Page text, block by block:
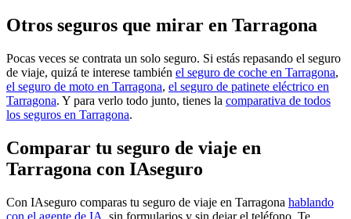
Otros seguros que mirar en Tarragona
Pocas veces se contrata un solo seguro. Si estás repasando el seguro
de viaje, quizá te interese también el seguro de coche en Tarragona,
el seguro de moto en Tarragona, el seguro de patinete eléctrico en
Tarragona. Y para verlo todo junto, tienes la comparativa de todos
los seguros en Tarragona.
Comparar tu seguro de viaje en
Tarragona con IAseguro
Con IAseguro comparas tu seguro de viaje en Tarragona hablando
con el agente de IA, sin formularios y sin dejar el teléfono. Te